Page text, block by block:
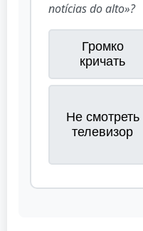
notícias do alto»?
Громко
кричать
Не смотреть
телевизор